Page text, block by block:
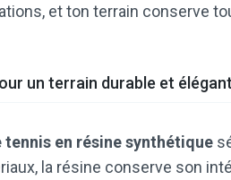
et ton terrain conserve
un terrain durable et
en résine synthétique
la résine conserve son